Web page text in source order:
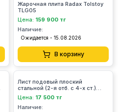
Жарочная плита Radax Tolstoy
TLG05
Цена: 159 900 тг
Наличие:
Ожидается - 15.08.2026
В корзину
Лист подовый плоский
стальной (2-я отб. с 4-х ст.)
400*600*20 В589
Цена: 17 500 тг
Наличие: